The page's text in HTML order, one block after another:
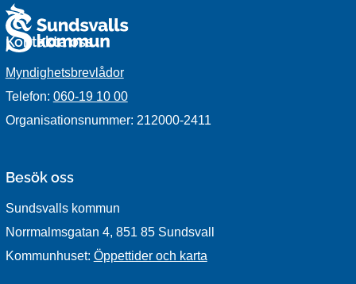
Kontakta oss
Myndighetsbrevlådor
Telefon: 060-19 10 00
Organisationsnummer: 212000-2411
Besök oss
Sundsvalls kommun
Norrmalmsgatan 4, 851 85 Sundsvall
Kommunhuset: Öppettider och karta